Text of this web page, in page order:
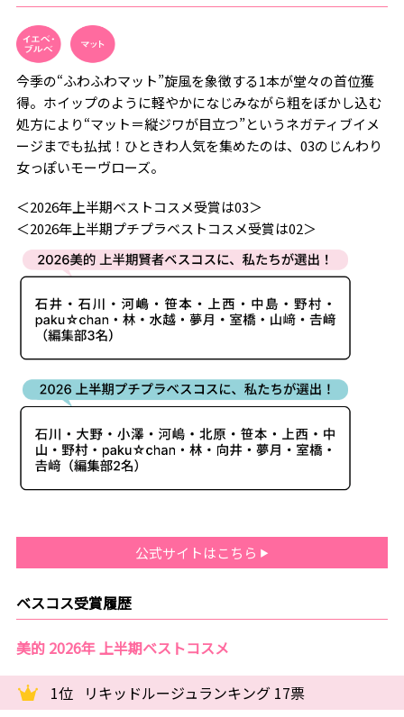
今季の“ふわふわマット”旋風を象徴する1本が堂々の首位獲
得。ホイップのように軽やかになじみながら粗をぼかし込む
処方により“マット＝縦ジワが目立つ”というネガティブイメ
ージまでも払拭！ひときわ人気を集めたのは、03のじんわり
女っぽいモーヴローズ。
＜2026年上半期ベストコスメ受賞は03＞
＜2026年上半期プチプラベストコスメ受賞は02＞
公式サイトはこちら
ベスコス受賞履歴
美的 2026年 上半期ベストコスメ
1位 リキッドルージュランキング 17票